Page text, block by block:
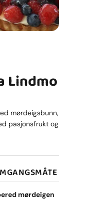
Lindmo
mørdeigsbunn,
pasjonsfrukt og
mørdeigen